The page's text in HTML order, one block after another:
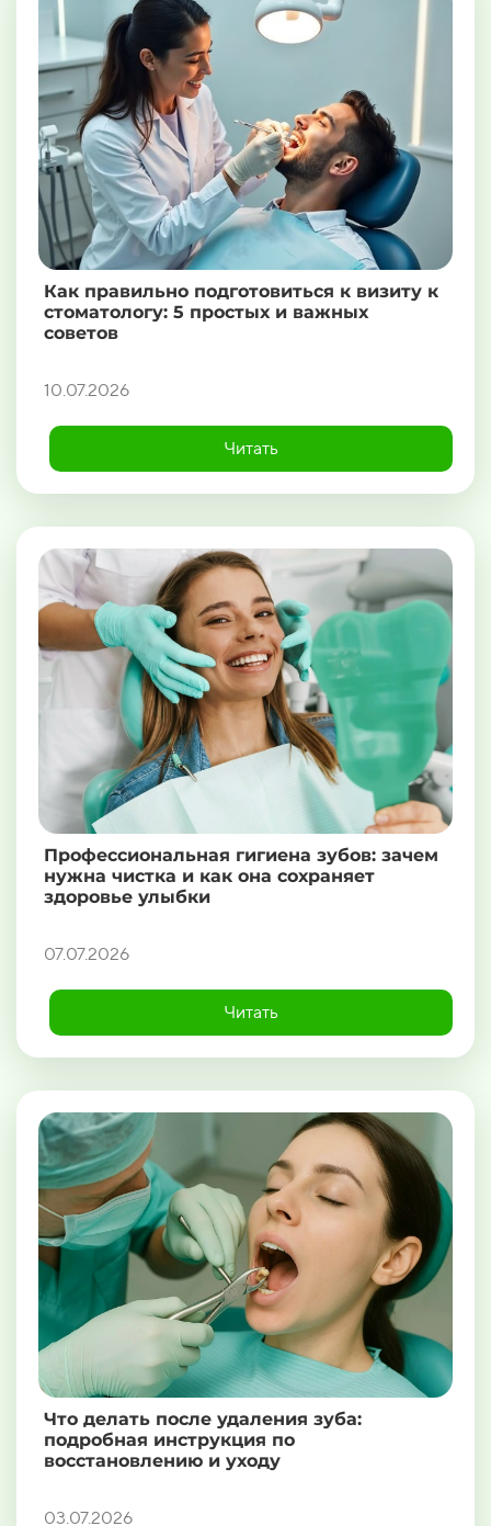
Как правильно подготовиться к визиту к
стоматологу: 5 простых и важных
советов
10.07.2026
Читать
Профессиональная гигиена зубов: зачем
нужна чистка и как она сохраняет
здоровье улыбки
07.07.2026
Читать
Что делать после удаления зуба:
подробная инструкция по
восстановлению и уходу
03.07.2026